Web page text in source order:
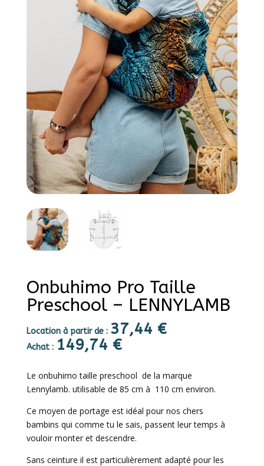
Onbuhimo Pro Taille
Preschool – LENNYLAMB
Location à partir de : 37,44 €
Achat : 149,74 €
Le onbuhimo taille preschool de la marque
Lennylamb. utilisable de 85 cm à 110 cm environ.
Ce moyen de portage est idéal pour nos chers
bambins qui comme tu le sais, passent leur temps à
vouloir monter et descendre.
Sans ceinture il est particulièrement adapté pour les